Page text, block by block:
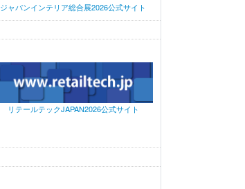
ジャパンインテリア総合展2026公式サイト
リテールテックJAPAN2026公式サイト